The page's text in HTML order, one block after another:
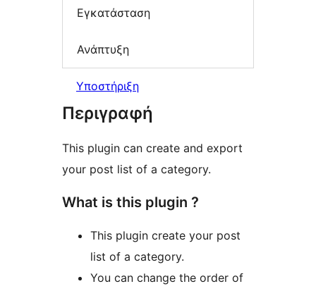
Εγκατάσταση
Ανάπτυξη
Υποστήριξη
Περιγραφή
This plugin can create and export
your post list of a category.
What is this plugin ?
This plugin create your post
list of a category.
You can change the order of